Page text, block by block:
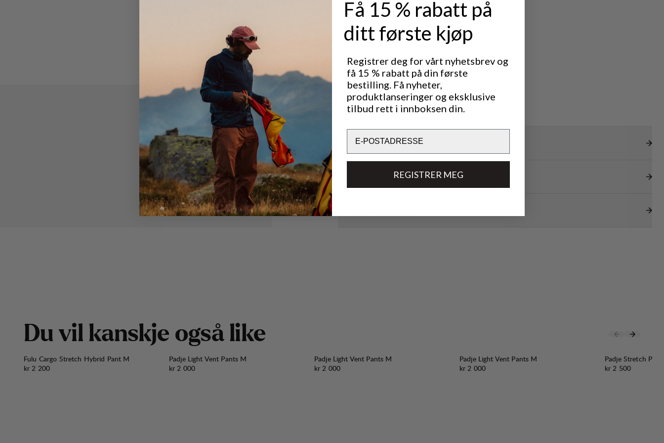
nylonstretchstoff som gir overlegen slitestyrke og fortsatt føles
mykt og fleksibelt mot kroppen din. Med de tilføyde Schoeller
Keprotec® forsterkede innstegene gjør dette til en superb bukse
Lange, toveis sidelynlåser for ventilasjon og enkel av- og
To glidelåslommer for hendene med mesh-fôr for ventilasjon.
Justering nederst på benet for en tett passform.
Utmerket for
CLASSIC TREKKING
Bærekraftsegenskaper
Du vil kanskje også like
Fulu Cargo Stretch Hybrid Pant M
Pris:
kr 2 200
Padje Light Vent Pants M
Pris:
kr 2 000
Padje Light Vent Pants M
Pris:
kr 2 000
Padje Light Vent Pants M
Pris:
kr 2 000
Padje Stretch
Pris:
kr 2 500
Få 15 % rabatt på
ditt første kjøp
Registrer deg for vårt nyhetsbrev og
få 15 % rabatt på din første
bestilling. Få nyheter,
produktlanseringer og eksklusive
tilbud rett i innboksen din.
REGISTRER MEG